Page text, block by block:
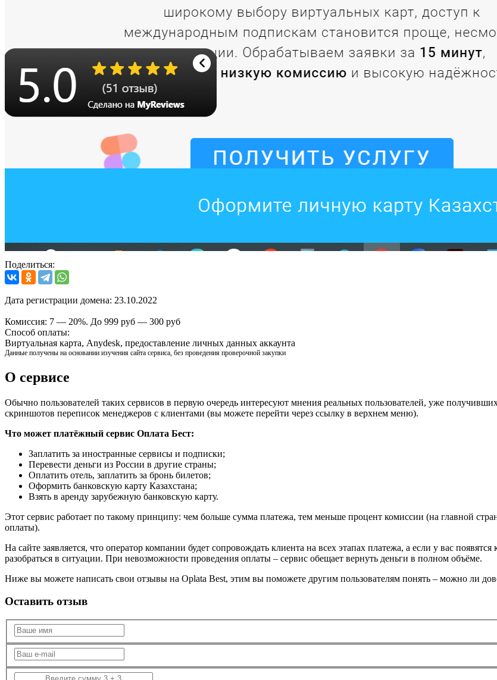
Поделиться:
Дата регистрации домена: 23.10.2022
Комиссия: 7 — 20%. До 999 руб — 300 руб
Способ оплаты:
Виртуальная карта, Anydesk, предоставление личных данных аккаунта
Данные получены на основании изучения сайта сервиса, без проведения проверочной закупки
О сервисе
Обычно пользователей таких сервисов в первую очередь интересуют мнения реальных пользователей, уже
скриншотов переписок менеджеров с клиентами (вы можете перейти через ссылку в верхнем меню).
Что может платёжный сервис Оплата Бест:
Заплатить за иностранные сервисы и подписки;
Перевести деньги из России в другие страны;
Оплатить отель, заплатить за бронь билетов;
Оформить банковскую карту Казахстана;
Взять в аренду зарубежную банковскую карту.
Этот сервис работает по такому принципу: чем больше сумма платежа, тем меньше процент комиссии (на главной
оплаты).
На сайте заявляется, что оператор компании будет сопровождать клиента на всех этапах платежа, а если у вас
разобраться в ситуации. При невозможности проведения оплаты – сервис обещает вернуть деньги в полном объёме.
Ниже вы можете написать свои отзывы на Oplata Best, этим вы поможете другим пользователям понять – можно ли
Оставить отзыв